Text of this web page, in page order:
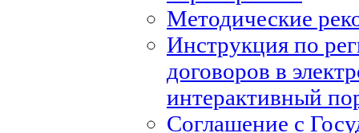
Методические
Инструкция по
договоров в
интерактивный
Соглашение с